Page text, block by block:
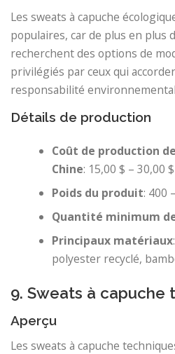
Les sweats à capuche
populaires, car de plus en plus
recherchent des options de
privilégiés par ceux qui
responsabilité
Détails de production
Coût de production
Chine: 15,00 $ – 30,00
Poids du produit: 400
Quantité minimum
Principaux matériaux
polyester recyclé,
9. Sweats à capuche
Aperçu
Les sweats à capuche